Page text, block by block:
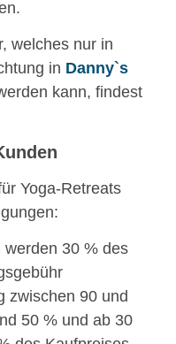
welches nur in
in Danny`s
kann, findest
Yoga-Retreats
werden 30 % des
zwischen 90 und
50 % und ab 30